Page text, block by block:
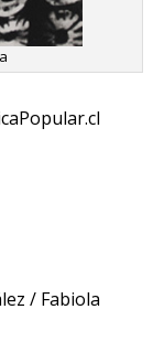
/ Fabiola